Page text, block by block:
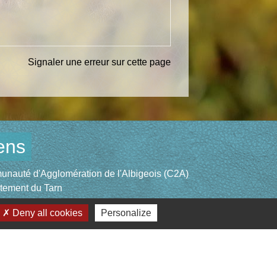
Signaler une erreur sur cette page
d'Agglomération de l'Albigeois (C2A)
du Tarn
Occitanie
du Tarn
Deny all cookies Personalize